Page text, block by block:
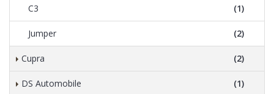
C3 (1)
Jumper (2)
Cupra (2)
DS Automobile (1)